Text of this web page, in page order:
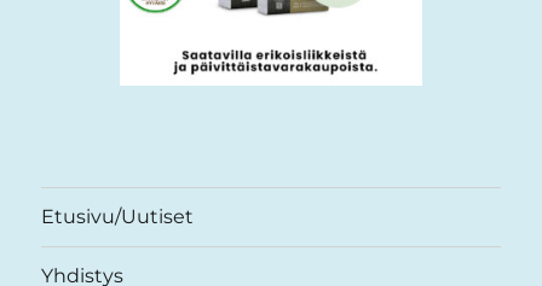
Etusivu/Uutiset
Yhdistys